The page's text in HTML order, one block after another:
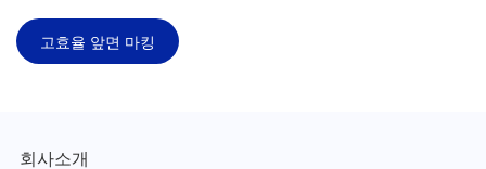
고효율 앞면 마킹
회사소개